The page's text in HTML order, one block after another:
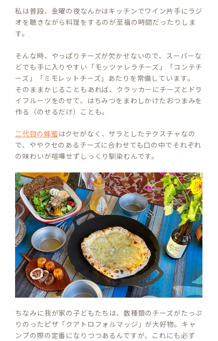
私は普段、金曜の夜なんかはキッチンでワイン片手にラジ
オを聴きながら料理をするのが至福の時間だったりしま
す。
そんな時、やっぱりチーズが欠かせないので、スーパーな
どでも手に入りやすい「モッツァレラチーズ」「コンテチ
ーズ」「ミモレットチーズ」あたりを常備しています。
そのままかじることもあれば、クラッカーにチーズとドラ
イフルーツをのせて、はちみつをまわしかけたおつまみを
作る（のせるだけ）ことも。
二代目の蜂蜜 はクセがなく、サラとしたテクスチャなの
で、ややクセのあるチーズに合わせても口の中でそれぞれ
の味わいが喧嘩せずしっくり馴染むんです。
ちなみに我が家の子どもたちは、数種類のチーズがたっぷ
りのったピザ「クアトロフォルマッジ」が大好物。キャ
ンプの際の定番になりつつあるんですが、これにも必ず